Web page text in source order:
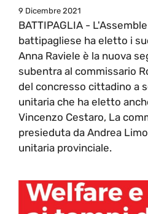
9 Dicembre 2021
BATTIPAGLIA -
battipagliese ha eletto i
Anna Raviele è la nuova
subentra al commissario
del concresso cittadino a
unitaria che ha eletto
Vincenzo Cestaro, La
presieduta da Andrea
unitaria provinciale.